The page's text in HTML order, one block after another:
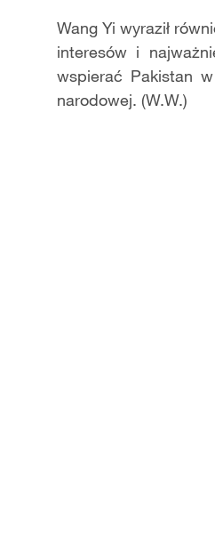
Wang Yi wyraził
interesów i
wspierać Pakistan
narodowej. (W.W.)